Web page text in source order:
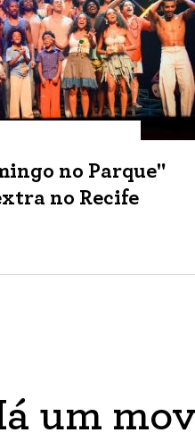
no Parque"
no Recife
um